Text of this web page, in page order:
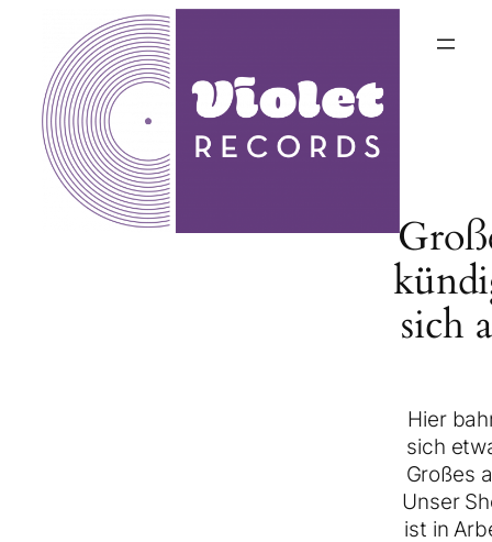
sich
Hier
sich
Großes
Unser
ist in